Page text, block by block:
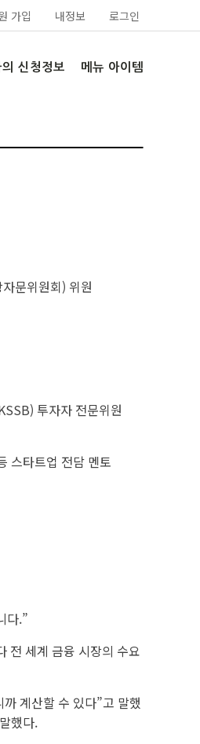
가입 내정보 로그인
의 신청정보 메뉴 아이템
문위원회) 위원
투자자 전문위원
스타트업 전담 멘토
다.”
전 세계 금융 시장의 수요
계산할 수 있다”고 말했
했다.